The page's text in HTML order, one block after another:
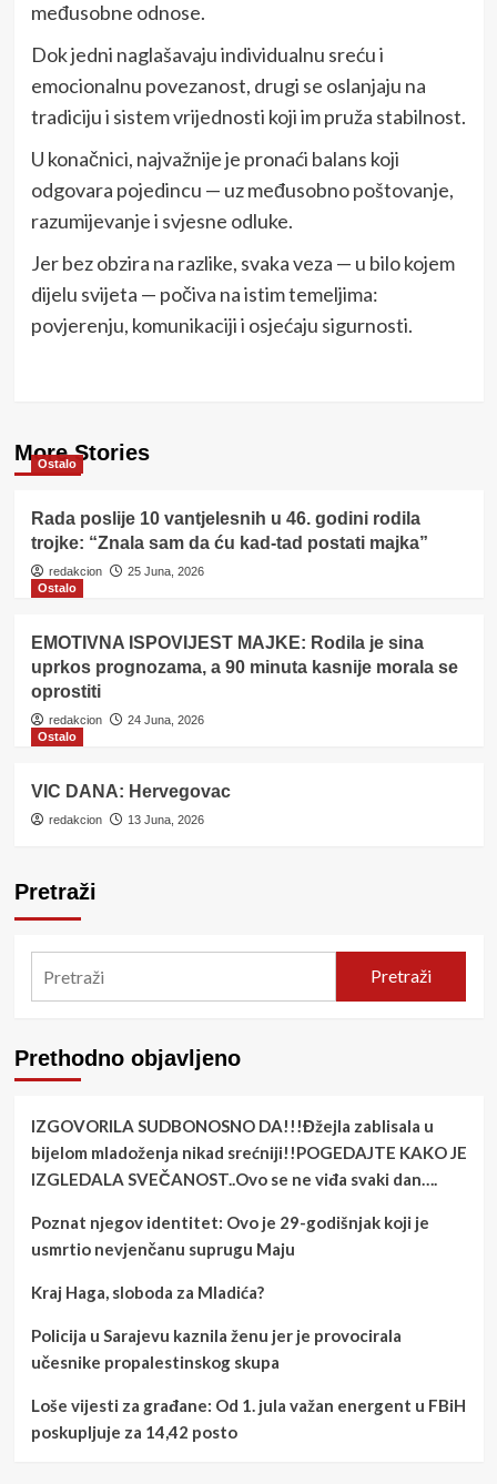
međusobne odnose.
Dok jedni naglašavaju individualnu sreću i
emocionalnu povezanost, drugi se oslanjaju na
tradiciju i sistem vrijednosti koji im pruža stabilnost.
U konačnici, najvažnije je pronaći balans koji
odgovara pojedincu — uz međusobno poštovanje,
razumijevanje i svjesne odluke.
Jer bez obzira na razlike, svaka veza — u bilo kojem
dijelu svijeta — počiva na istim temeljima:
povjerenju, komunikaciji i osjećaju sigurnosti.
More Stories
Ostalo
Rada poslije 10 vantjelesnih u 46. godini rodila
trojke: “Znala sam da ću kad-tad postati majka”
redakcion
25 Juna, 2026
Ostalo
EMOTIVNA ISPOVIJEST MAJKE: Rodila je sina
uprkos prognozama, a 90 minuta kasnije morala se
oprostiti
redakcion
24 Juna, 2026
Ostalo
VIC DANA: Hervegovac
redakcion 13 Juna, 2026
Pretraži
Pretraži
Prethodno objavljeno
IZGOVORILA SUDBONOSNO DA!!!Đžejla zablisala u
bijelom mladoženja nikad srećniji!!POGEDAJTE KAKO JE
IZGLEDALA SVEČANOST..Ovo se ne viđa svaki dan….
Poznat njegov identitet: Ovo je 29-godišnjak koji je
usmrtio nevjenčanu suprugu Maju
Kraj Haga, sloboda za Mladića?
Policija u Sarajevu kaznila ženu jer je provocirala
učesnike propalestinskog skupa
Loše vijesti za građane: Od 1. jula važan energent u FBiH
poskupljuje za 14,42 posto